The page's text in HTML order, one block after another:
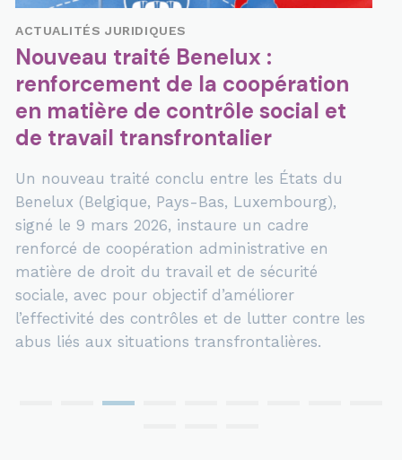
ACTUALITÉS JURIDIQUES
Carte bleue européenne :
relèvement du seuil salarial
Le régime applicable à la carte bleue
européenne au Luxembourg a de nouveau été
ajusté par un règlement ministériel du 23
février 2026, publié le 27 février 2026. Ce texte
relève le seuil de rémunération annuelle
minimale exigé pour les travailleurs
qualifiés ressortissants de pays tiers
exercer une activité professionnelle au
Luxembourg.